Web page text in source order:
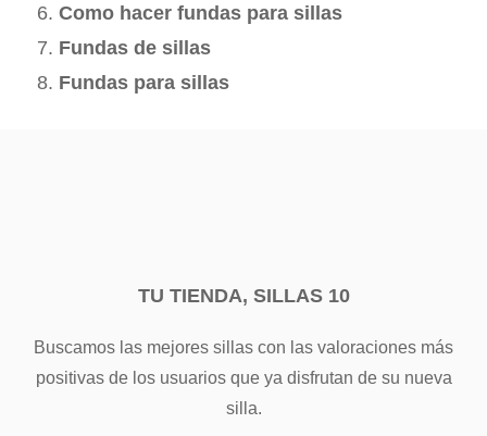
Como hacer fundas para sillas
Fundas de sillas
Fundas para sillas
TU TIENDA, SILLAS 10
Buscamos las mejores sillas con las valoraciones más
positivas de los usuarios que ya disfrutan de su nueva
silla.